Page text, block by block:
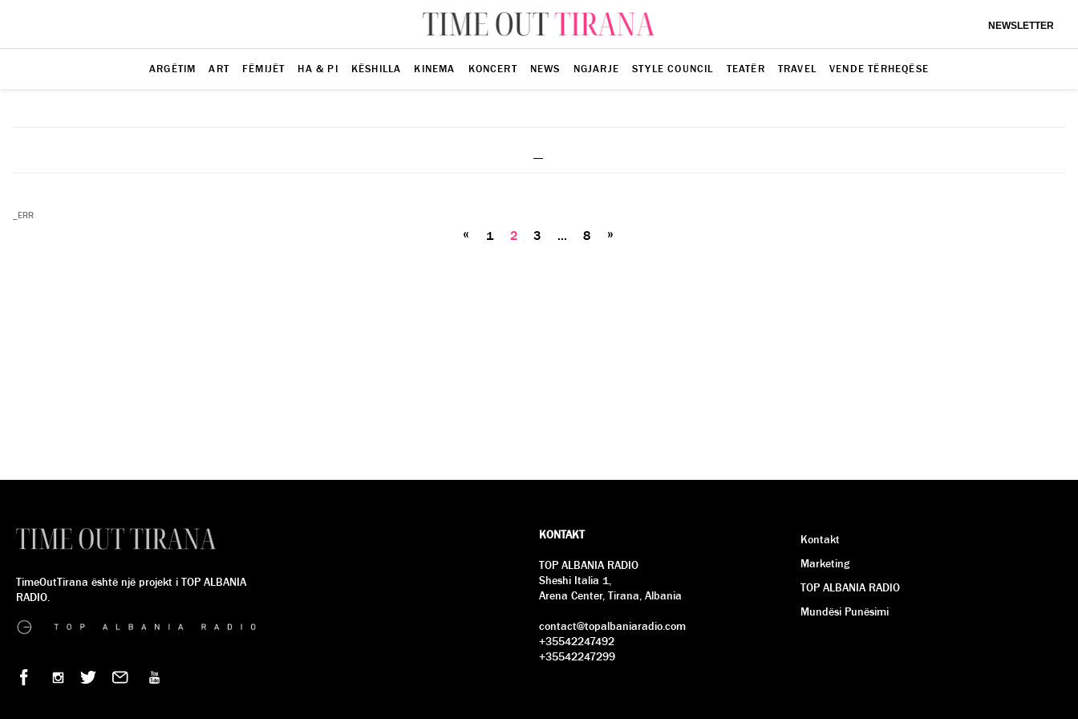
NEWSLETTER
ARGËTIM ART FËMIJËT HA & PI KËSHILLA KINEMA KONCERT NEWS NGJARJE STYLE COUNCIL TEATËR TRAVEL VENDE TËRHEQËSE
_ERR
pagination
« 1 2 3 … 8 »
TimeOutTirana është një projekt i TOP ALBANIA
RADIO.
KONTAKT
TOP ALBANIA RADIO
Sheshi Italia 1,
Arena Center, Tirana, Albania
contact@topalbaniaradio.com
+35542247492
+35542247299
Kontakt
Marketing
TOP ALBANIA RADIO
Mundësi Punësimi